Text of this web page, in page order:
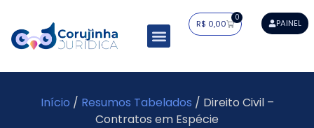
R$ 0,00
0
PAINEL
Início / Resumos Tabelados / Direito Civil –
Contratos em Espécie